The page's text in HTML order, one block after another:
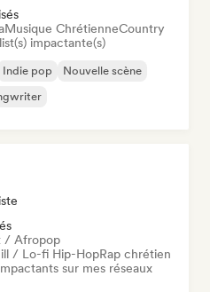
Musique ChrétienneCountry
impactante(s)
Indie pop
Nouvelle scène
/ Afropop
/ Lo-fi Hip-HopRap chrétien
sur mes réseaux